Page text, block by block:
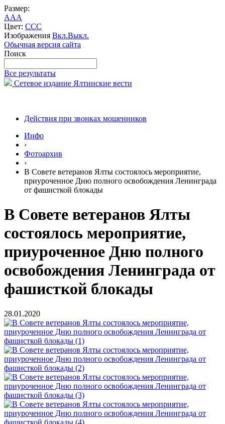
Размер:
AAA
Цвет: CCC
Изображения Вкл.Выкл.
Обычная версия сайта
Поиск
Все результаты
Сетевое издание Ялтинские вести
Действия при звонках мошенников
Инфо
›
Фотоархив
›
В Совете ветеранов Ялты состоялось мероприятие,
приуроченное Дню полного освобождения Ленинграда
от фашисткой блокады
В Совете ветеранов Ялты
состоялось мероприятие,
приуроченное Дню полного
освобождения Ленинграда от
фашисткой блокады
28.01.2020